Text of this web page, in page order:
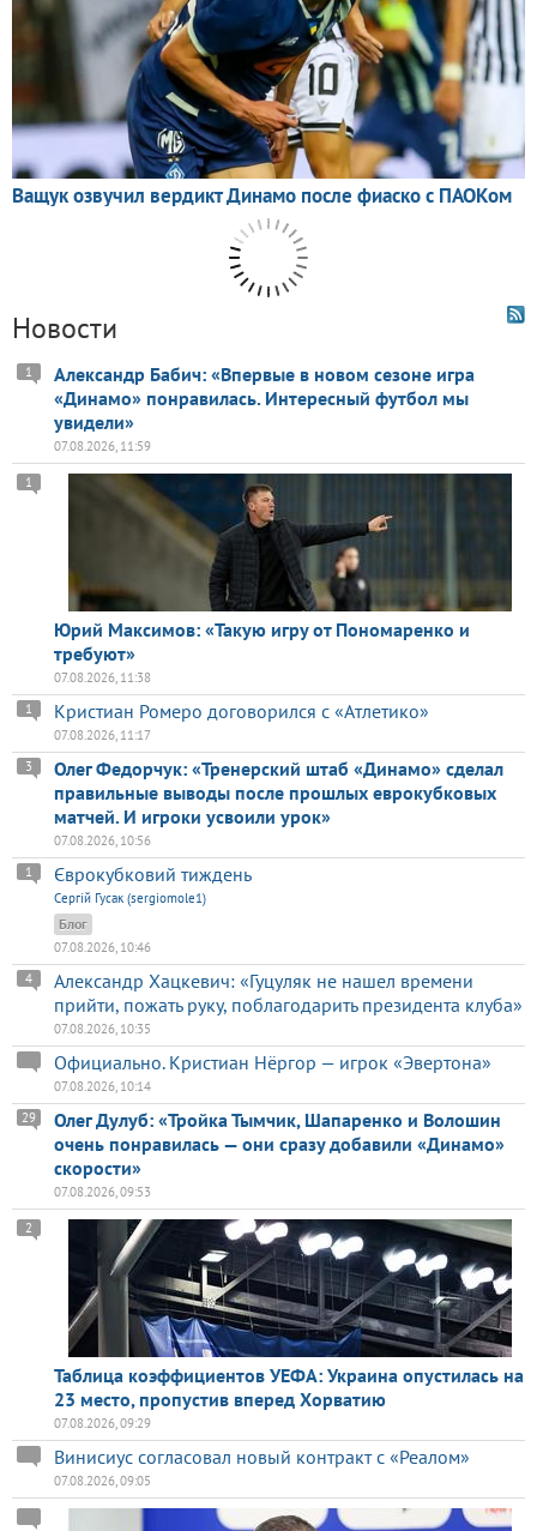
Новости
Александр Бабич: «Впервые в новом сезоне игра
«Динамо» понравилась. Интересный футбол мы
увидели»
1
07.08.2026, 11:59
Юрий Максимов: «Такую игру от Пономаренко и
требуют»
1
07.08.2026, 11:38
Кристиан Ромеро договорился с «Атлетико»
1
07.08.2026, 11:17
Олег Федорчук: «Тренерский штаб «Динамо» сделал
правильные выводы после прошлых еврокубковых
матчей. И игроки усвоили урок»
3
07.08.2026, 10:56
Єврокубковий тиждень
1
Сергій Гусак (sergiomole1)
Блог
07.08.2026, 10:46
Александр Хацкевич: «Гуцуляк не нашел времени
прийти, пожать руку, поблагодарить президента клуба»
4
07.08.2026, 10:35
Официально. Кристиан Нёргор — игрок «Эвертона»
07.08.2026, 10:14
Олег Дулуб: «Тройка Тымчик, Шапаренко и Волошин
очень понравилась — они сразу добавили «Динамо»
скорости»
29
07.08.2026, 09:53
Таблица коэффициентов УЕФА: Украина опустилась на
23 место, пропустив вперед Хорватию
2
07.08.2026, 09:29
Винисиус согласовал новый контракт с «Реалом»
07.08.2026, 09:05